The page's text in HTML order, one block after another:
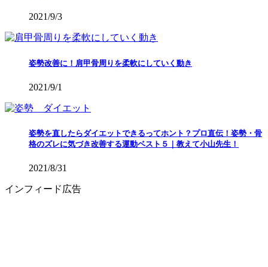
2021/9/3
姿勢改善に！肩甲骨周りを柔軟にしていく動き
2021/9/1
姿勢を直したらダイエットできるってホント？プロ直伝！姿勢・骨
格のズレに気づき改善する運動ベスト５｜教えて小山先生！
2021/8/31
インフィード広告